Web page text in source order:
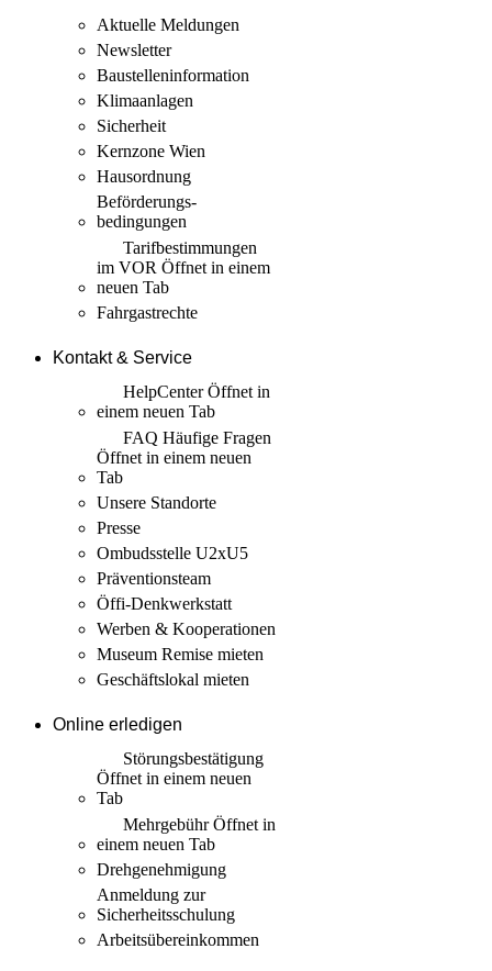
Aktuelle Meldungen
Newsletter
Baustellen­information
Klimaanlagen
Sicherheit
Kernzone Wien
Hausordnung
Beförderungs­
bedingungen
Tarif­bestimmungen
im VOR Öffnet in einem
neuen Tab
Fahrgastrechte
Kontakt & Service
HelpCenterÖffnet in
einem neuen Tab
FAQ Häufige Fragen
Öffnet in einem neuen
Tab
Unsere Standorte
Presse
Ombudsstelle U2xU5
Präventionsteam
Öffi-Denkwerkstatt
Werben & Kooperationen
Museum Remise mieten
Geschäftslokal mieten
Online erledigen
Störungs­bestätigung
Öffnet in einem neuen
Tab
MehrgebührÖffnet in
einem neuen Tab
Drehgenehmigung
Anmeldung zur
Sicherheits­schulung
Arbeits­übereinkommen